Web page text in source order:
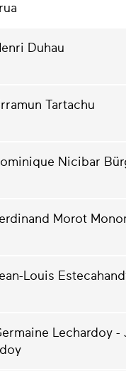
Duhau
Tartachu
Nicibar
Morot
Louis
Lechardoy -